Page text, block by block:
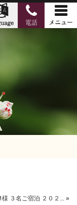
様 ３名ご宿泊 ２０２... »